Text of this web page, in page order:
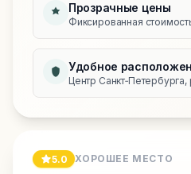
Прозрачные цены
Фиксированная
Удобное
Центр
5.0 ХОРОШЕЕ МЕСТО